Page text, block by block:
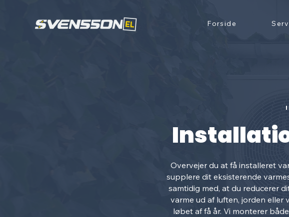
Forside
Overvejer du at få installeret
supplere dit eksisterende
samtidig med, at du reducerer
varme ud af luften, jorden eller
løbet af få år. Vi monterer